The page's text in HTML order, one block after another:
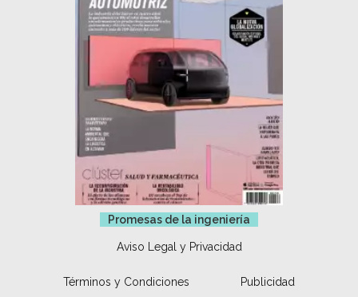
Promesas de la ingeniería
Aviso Legal y Privacidad
Términos y Condiciones Publicidad